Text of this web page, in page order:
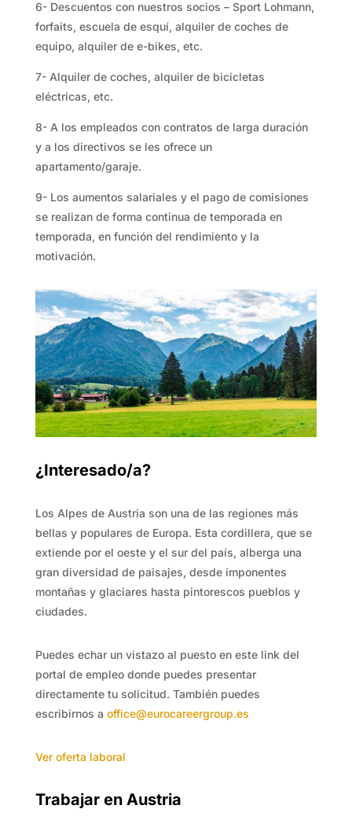
6- Descuentos con nuestros socios – Sport Lohmann,
forfaits, escuela de esquí, alquiler de coches de
equipo, alquiler de e-bikes, etc.
7- Alquiler de coches, alquiler de bicicletas
eléctricas, etc.
8- A los empleados con contratos de larga duración
y a los directivos se les ofrece un
apartamento/garaje.
9- Los aumentos salariales y el pago de comisiones
se realizan de forma continua de temporada en
temporada, en función del rendimiento y la
motivación.
¿Interesado/a?
Los Alpes de Austria son una de las regiones más
bellas y populares de Europa. Esta cordillera, que se
extiende por el oeste y el sur del país, alberga una
gran diversidad de paisajes, desde imponentes
montañas y glaciares hasta pintorescos pueblos y
ciudades.
Puedes echar un vistazo al puesto en este link del
portal de empleo donde puedes presentar
directamente tu solicitud. También puedes
escribirnos a office@eurocareergroup.es
Ver oferta laboral
Trabajar en Austria